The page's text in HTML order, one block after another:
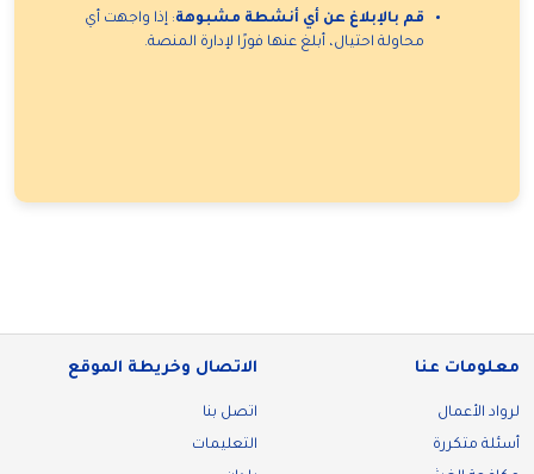
قم بالإبلاغ عن أي أنشطة مشبوهة: إذا واجهت أي
محاولة احتيال، أبلغ عنها فورًا لإدارة المنصة.
معلومات عنا
لرواد الأعمال
أسئلة متكررة
الاتصال وخريطة الموقع
اتصل بنا
التعليمات